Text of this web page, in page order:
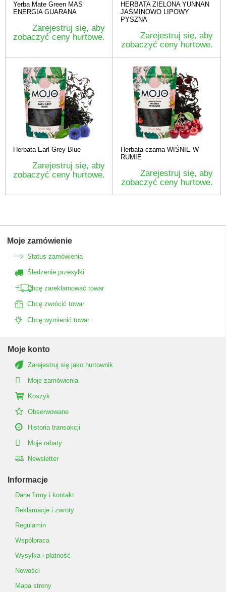
Yerba Mate Green MAS
ENERGIA GUARANA
Zarejestruj się, aby
zobaczyć ceny hurtowe.
HERBATA ZIELONA YUNNAN
JAŚMINOWO LIPOWY
PYSZNA
Zarejestruj się, aby
zobaczyć ceny hurtowe.
Herbata Earl Grey Blue
Zarejestruj się, aby
zobaczyć ceny hurtowe.
Herbata czarna WIŚNIE W
RUMIE
Zarejestruj się, aby
zobaczyć ceny hurtowe.
Moje zamówienie
Status zamówienia
Śledzenie przesyłki
Chcę zareklamować towar
Chcę zwrócić towar
Chcę wymienić towar
Moje konto
Zarejestruj się jako hurtownik
Moje zamówienia
Koszyk
Obserwowane
Historia transakcji
Moje rabaty
Newsletter
Informacje
Dane firmy i kontakt
Reklamacje i zwroty
Regulamin
Współpraca
Wysyłka i płatność
Nowości
Mapa strony